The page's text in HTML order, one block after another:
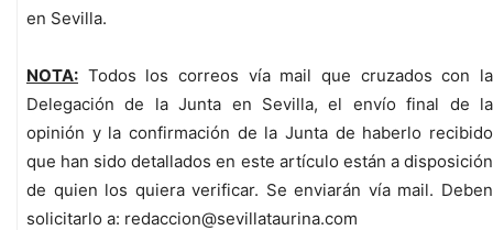
en Sevilla.
NOTA: Todos los correos vía mail que cruzados con la
Delegación de la Junta en Sevilla, el envío final de la
opinión y la confirmación de la Junta de haberlo recibido
que han sido detallados en este artículo están a disposición
de quien los quiera verificar. Se enviarán vía mail. Deben
solicitarlo a: redaccion@sevillataurina.com